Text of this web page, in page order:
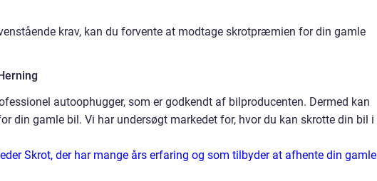
krav, kan du forvente at modtage skrotpræmien for din gamle
autoophugger, som er godkendt af bilproducenten. Dermed kan
din gamle bil. Vi har undersøgt markedet for, hvor du kan skrotte din bil i
Skrot, der har mange års erfaring og som tilbyder at afhente din gamle